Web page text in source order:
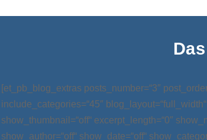
[et_pb_blog_extras posts_number=“3″
include_categories=“45″ blog_layout=“full_width“
show_thumbnail=“off“ excerpt_length=“0″
show_author=“off“ show_date=“off“